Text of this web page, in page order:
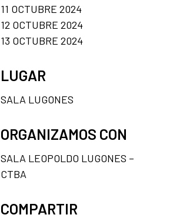
11 OCTUBRE 2024
12 OCTUBRE 2024
13 OCTUBRE 2024
LUGAR
SALA LUGONES
ORGANIZAMOS CON
SALA LEOPOLDO LUGONES –
CTBA
COMPARTIR